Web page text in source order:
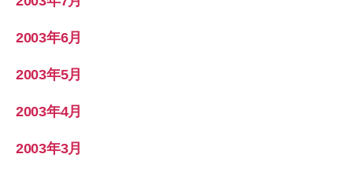
2003年6月
2003年5月
2003年4月
2003年3月